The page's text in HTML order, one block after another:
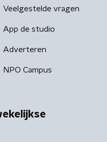
Veelgestelde vragen
App de studio
Adverteren
NPO Campus